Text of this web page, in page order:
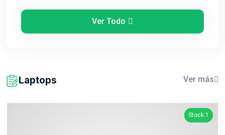
Ver Todo
Laptops Ver más
Stock:1